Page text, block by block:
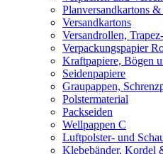
Planversandkartons
Versandkartons
Versandrollen,
Verpackungspapier
Kraftpapiere, Bögen
Seidenpapiere
Graupappen,
Polstermaterial
Packseiden
Wellpappen C
Luftpolster- und
Klebebänder, Kordel